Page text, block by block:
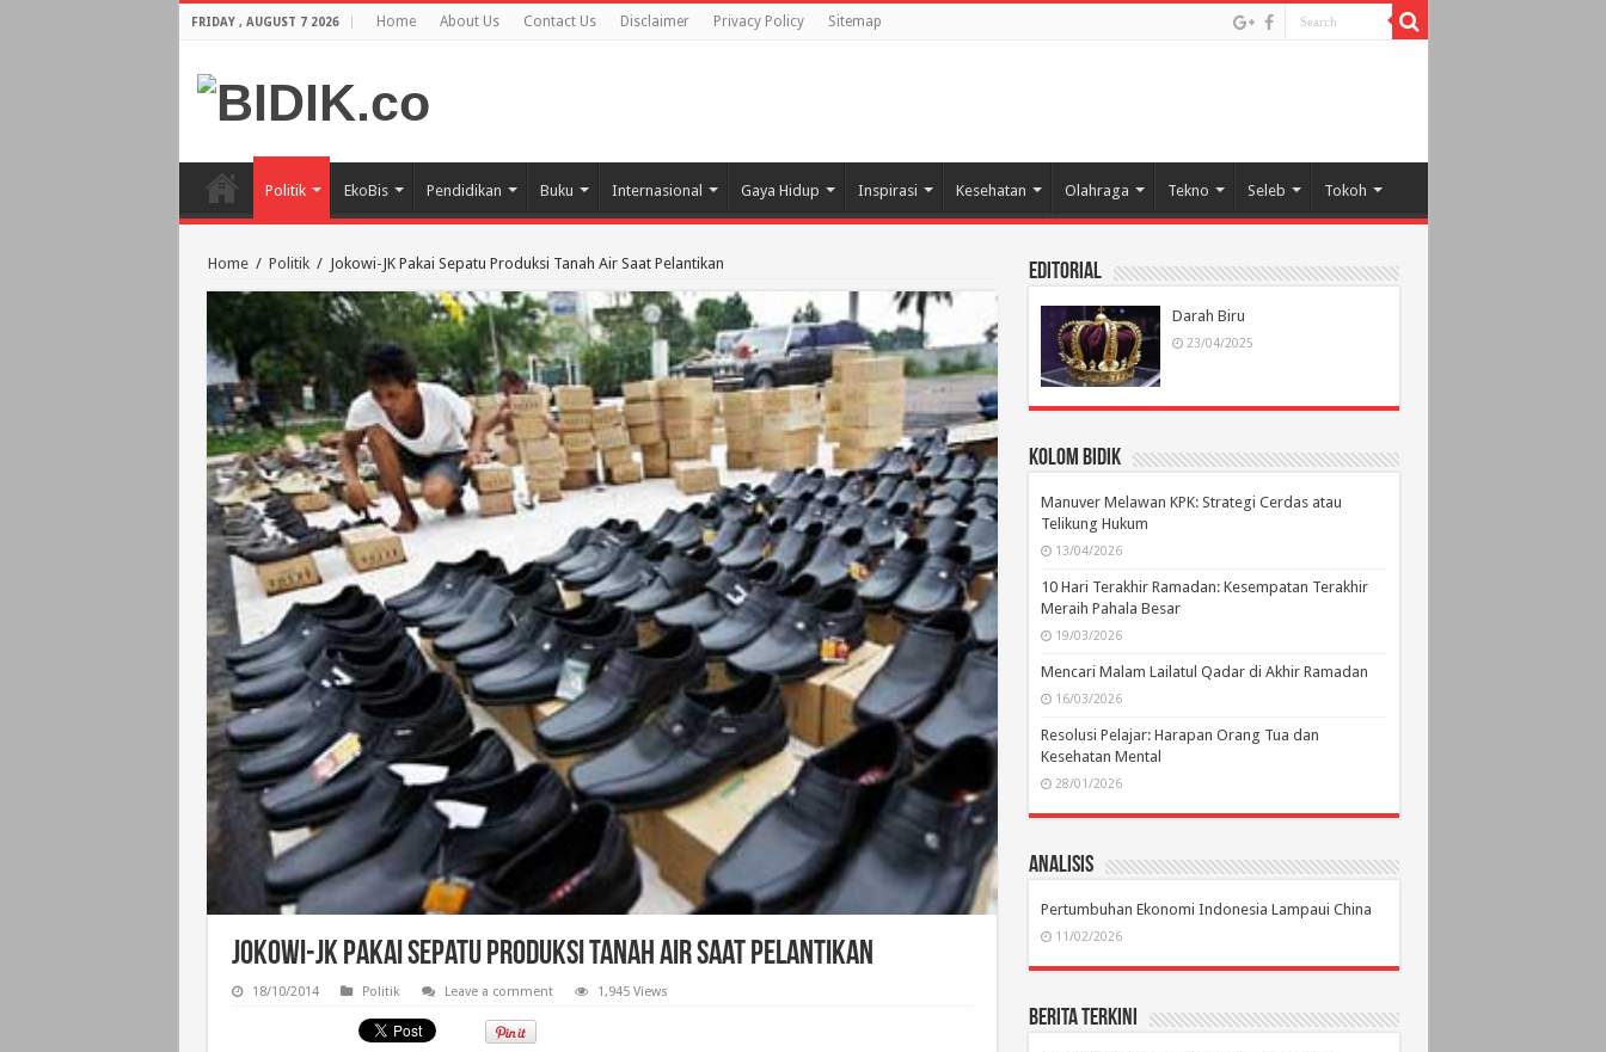
FRIDAY , AUGUST 7 2026 Home About Us Contact Us Disclaimer Privacy Policy Sitemap
Politik EkoBis Pendidikan Buku Internasional Gaya Hidup Inspirasi Kesehatan Olahraga Tekno Seleb Tokoh
Home / Politik / Jokowi-JK Pakai Sepatu Produksi Tanah Air Saat Pelantikan
Jokowi-JK Pakai Sepatu Produksi Tanah Air Saat Pelantikan
18/10/2014 Politik Leave a comment 1,945 Views
Editorial
Darah Biru
23/04/2025
Kolom Bidik
Manuver Melawan KPK: Strategi Cerdas atau
Telikung Hukum
13/04/2026
10 Hari Terakhir Ramadan: Kesempatan Terakhir
Meraih Pahala Besar
19/03/2026
Mencari Malam Lailatul Qadar di Akhir Ramadan
16/03/2026
Resolusi Pelajar: Harapan Orang Tua dan
Kesehatan Mental
28/01/2026
Analisis
Pertumbuhan Ekonomi Indonesia Lampaui China
11/02/2026
Berita Terkini